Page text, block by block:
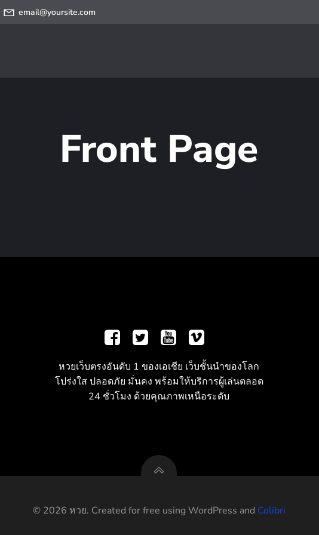
email@yoursite.com
Front Page
หวยเว็บตรงอันดับ 1 ของเอเชีย เว็บชั้นนำของโลก
โปร่งใส ปลอดภัย มั่นคง พร้อมให้บริการผู้เล่นตลอด
24 ชั่วโมง ด้วยคุณภาพเหนือระดับ
© 2026 หวย. Created for free using WordPress and Colibri